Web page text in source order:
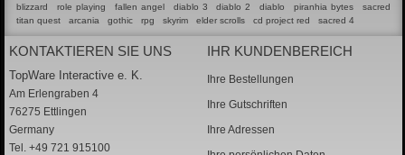
blizzard role playing fallen angel diablo 3 diablo 2 diablo piranhia bytes
sacred
titan quest
arcania gothic rpg skyrim elder scrolls cd project red sacred 4
KONTAKTIEREN SIE UNS
TopWare Interactive e. K.
Am Erlengraben 4
76275 Ettlingen
Germany
Tel. +49 721 915100
IHR KUNDENBEREICH
Ihre Bestellungen
Ihre Gutschriften
Ihre Adressen